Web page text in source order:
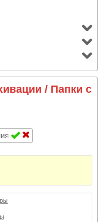
/ Папки с